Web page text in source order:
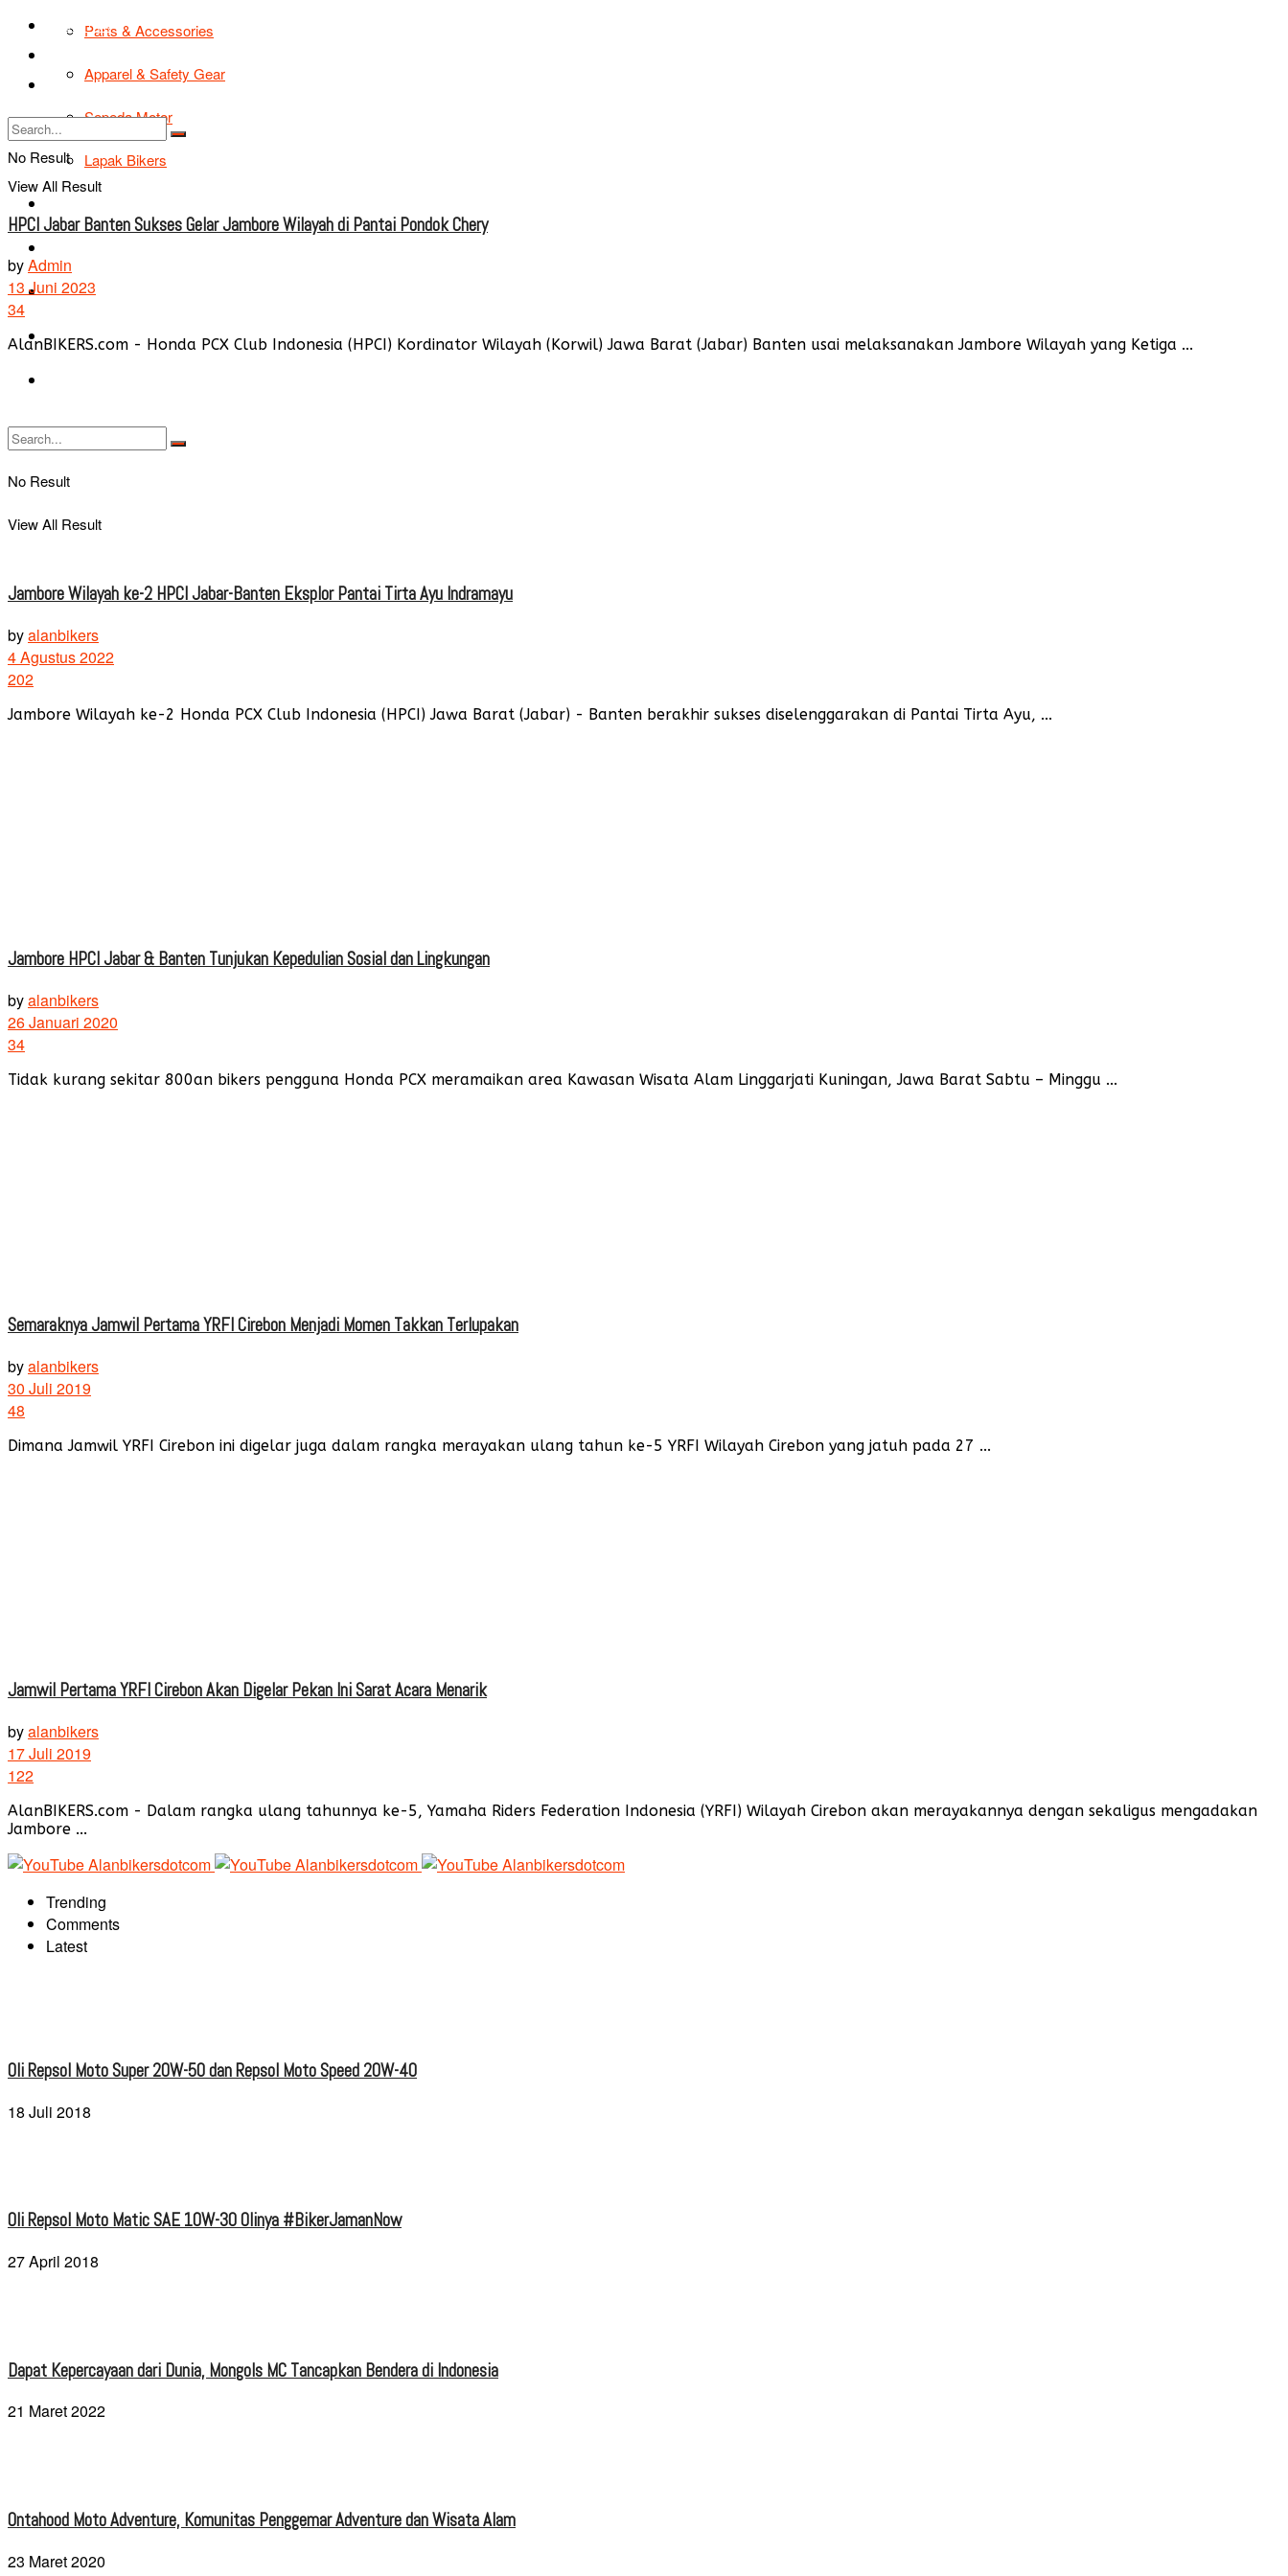
Parts & Accessories
Apparel & Safety Gear
Sepeda Motor
Lapak Bikers
TIPS & TRIK
Bikers Cars
No Result
View All Result
TIPS & TRIK
Tentang Kami
No Result
View All Result
HPCI Jabar Banten Sukses Gelar Jambore Wilayah di Pantai Pondok Chery
byAdmin
13 Juni 2023
34
AlanBIKERS.com - Honda PCX Club Indonesia (HPCI) Kordinator Wilayah (Korwil) Jawa Barat (Jabar) Banten usai melaksanakan Jambore Wilayah yang Ketiga ...
Jambore Wilayah ke-2 HPCI Jabar-Banten Eksplor Pantai Tirta Ayu Indramayu
byalanbikers
4 Agustus 2022
202
Jambore Wilayah ke-2 Honda PCX Club Indonesia (HPCI) Jawa Barat (Jabar) - Banten berakhir sukses diselenggarakan di Pantai Tirta Ayu, ...
Jambore HPCI Jabar & Banten Tunjukan Kepedulian Sosial dan Lingkungan
byalanbikers
26 Januari 2020
34
Tidak kurang sekitar 800an bikers pengguna Honda PCX meramaikan area Kawasan Wisata Alam Linggarjati Kuningan, Jawa Barat Sabtu – Minggu ...
Semaraknya Jamwil Pertama YRFI Cirebon Menjadi Momen Takkan Terlupakan
byalanbikers
30 Juli 2019
48
Dimana Jamwil YRFI Cirebon ini digelar juga dalam rangka merayakan ulang tahun ke-5 YRFI Wilayah Cirebon yang jatuh pada 27 ...
Jamwil Pertama YRFI Cirebon Akan Digelar Pekan Ini Sarat Acara Menarik
byalanbikers
17 Juli 2019
122
AlanBIKERS.com - Dalam rangka ulang tahunnya ke-5, Yamaha Riders Federation Indonesia (YRFI) Wilayah Cirebon akan merayakannya dengan sekaligus mengadakan
Jambore ...
Trending
Comments
Latest
Oli Repsol Moto Super 20W-50 dan Repsol Moto Speed 20W-40
18 Juli 2018
Oli Repsol Moto Matic SAE 10W-30 Olinya #BikerJamanNow
27 April 2018
Dapat Kepercayaan dari Dunia, Mongols MC Tancapkan Bendera di Indonesia
21 Maret 2022
Ontahood Moto Adventure, Komunitas Penggemar Adventure dan Wisata Alam
23 Maret 2020